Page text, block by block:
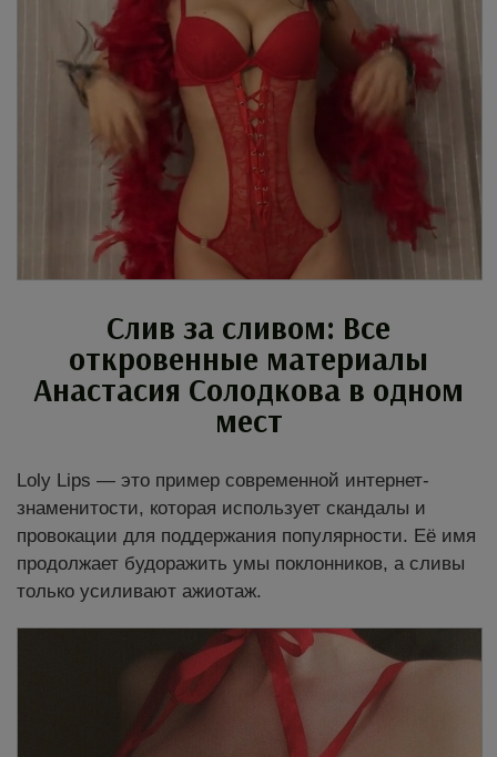
Слив за сливом: Все
откровенные материалы
Анастасия Солодкова в одном
мест
Loly Lips — это пример современной интернет-
знаменитости, которая использует скандалы и
провокации для поддержания популярности. Её имя
продолжает будоражить умы поклонников, а сливы
только усиливают ажиотаж.